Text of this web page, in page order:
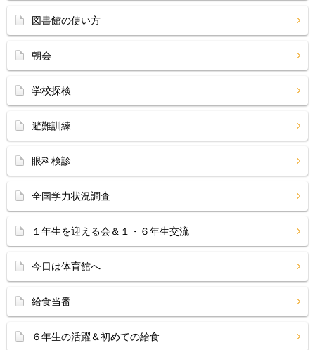
図書館の使い方
朝会
学校探検
避難訓練
眼科検診
全国学力状況調査
１年生を迎える会＆１・６年生交流
今日は体育館へ
給食当番
６年生の活躍＆初めての給食